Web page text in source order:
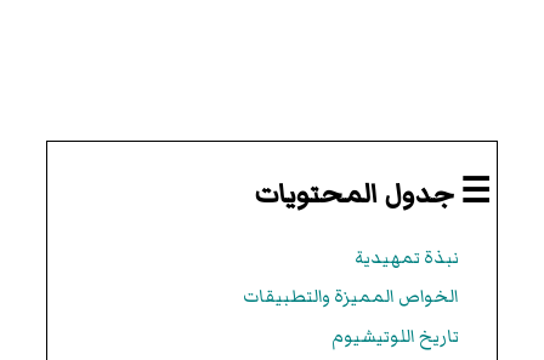
☰ جدول المحتويات
نبذة تمهيدية
الخواص المميزة والتطبيقات
تاريخ اللوتيشيوم